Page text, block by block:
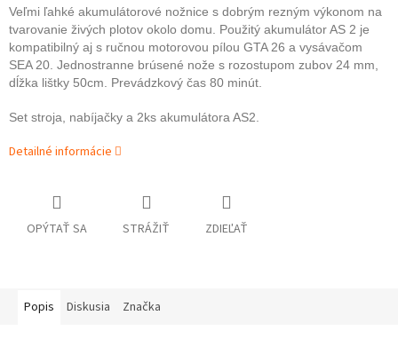
Veľmi ľahké akumulátorové nožnice s dobrým rezným výkonom na
tvarovanie živých plotov okolo domu. Použitý akumulátor AS 2 je
kompatibilný aj s ručnou motorovou pílou GTA 26 a vysávačom
SEA 20. Jednostranne brúsené nože s rozostupom zubov 24 mm,
dĺžka lištky 50cm. Prevádzkový čas 80 minút.
Set stroja, nabíjačky a 2ks akumulátora AS2.
Detailné informácie
OPÝTAŤ SA STRÁŽIŤ ZDIEĽAŤ
Popis Diskusia Značka